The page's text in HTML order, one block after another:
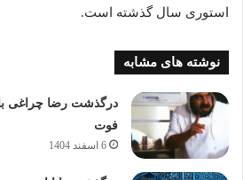
استوری سال گذشته است.
نوشته های مشابه
درگذشت رضا چراغی
فوت
6 اسفند 1404